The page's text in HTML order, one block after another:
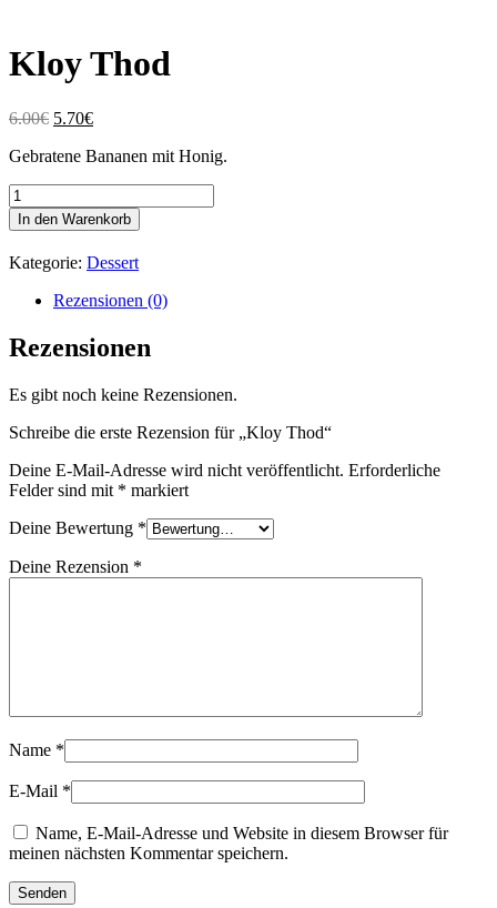
Kloy Thod
6.00€ Ursprünglicher
war:
5.70€Aktueller
ist:
Gebratene Bananen mit Honig.
Kloy
Thod
Menge
In den Warenkorb
Kategorie: Dessert
Rezensionen (0)
Rezensionen
Es gibt noch keine Rezensionen.
Schreibe die erste Rezension für „Kloy Thod“
Deine E-Mail-Adresse wird nicht veröffentlicht. Erforderliche
Felder sind mit * markiert
Deine Bewertung *
Deine Rezension *
Name *
E-Mail *
Name, E-Mail-Adresse und Website in diesem Browser für
meinen nächsten Kommentar speichern.